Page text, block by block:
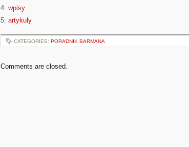
4. wpisy
5. artykuly
CATEGORIES: PORADNIK BARMANA
Comments are closed.